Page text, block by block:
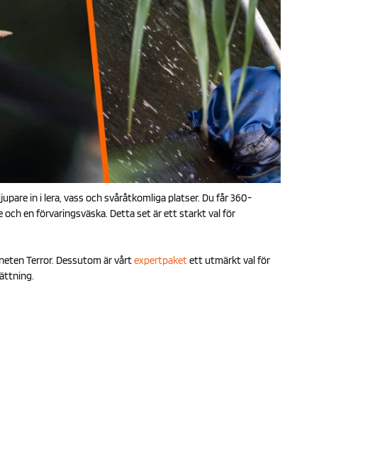
in i lera, vass och svåråtkomliga platser. Du får 360-
och en förvaringsväska. Detta set är ett starkt val för
Terror. Dessutom är vårtexpertpaketett utmärkt val för